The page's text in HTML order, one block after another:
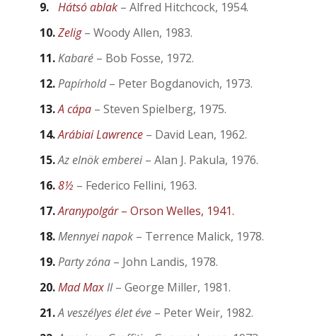
Hátsó ablak – Alfred Hitchcock, 1954.
Zelig – Woody Allen, 1983.
Kabaré – Bob Fosse, 1972.
Papírhold– Peter Bogdanovich, 1973.
A cápa – Steven Spielberg, 1975.
Arábiai Lawrence – David Lean, 1962.
Az elnök emberei – Alan J. Pakula, 1976.
8½ – Federico Fellini, 1963.
Aranypolgár– Orson Welles, 1941.
Mennyei napok – Terrence Malick, 1978.
Party zóna – John Landis, 1978.
Mad MaxII– George Miller, 1981.
A veszélyes élet éve – Peter Weir, 1982.